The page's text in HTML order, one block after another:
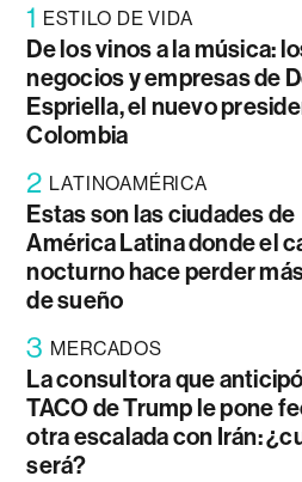
1 ESTILO DE VIDA
De los vinos a la música:
negocios y empresas de
Espriella, el nuevo
Colombia
2 LATINOAMÉRICA
Estas son las ciudades de
América Latina donde el
nocturno hace perder
de sueño
3 MERCADOS
La consultora que
TACO de Trump le pone
otra escalada con Irán:
será?